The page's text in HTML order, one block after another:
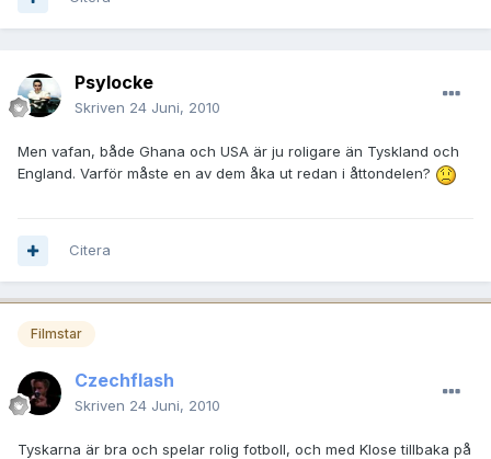
Psylocke
Skriven 24 Juni, 2010
Men vafan, både Ghana och USA är ju roligare än Tyskland och
England. Varför måste en av dem åka ut redan i åttondelen?
Citera
Filmstar
Czechflash
Skriven 24 Juni, 2010
Tyskarna är bra och spelar rolig fotboll, och med Klose tillbaka på